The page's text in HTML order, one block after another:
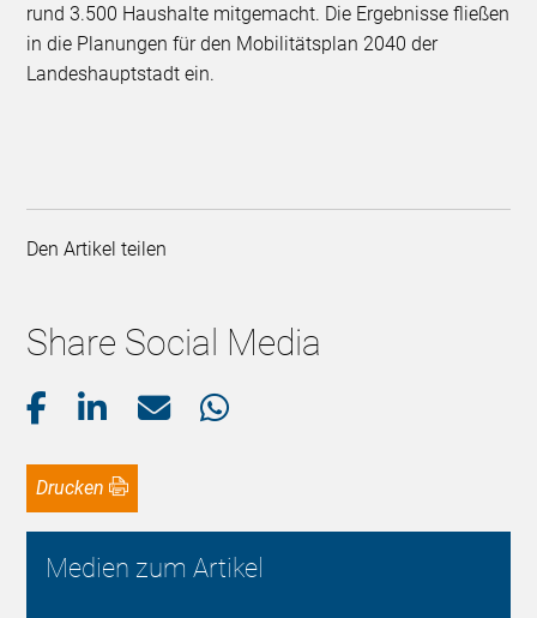
rund 3.500 Haushalte mitgemacht. Die Ergebnisse fließen
in die Planungen für den Mobilitätsplan 2040 der
Landeshauptstadt ein.
Den Artikel teilen
Share Social Media
Drucken
Medien zum Artikel